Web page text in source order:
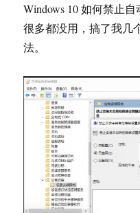
Windows 10 如何禁止
很多都没用，搞了我几
法。